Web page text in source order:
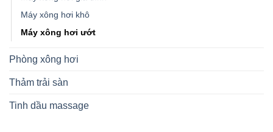
Máy xông hơi khô
Máy xông hơi ướt
Phòng xông hơi
Thảm trải sàn
Tinh dầu massage